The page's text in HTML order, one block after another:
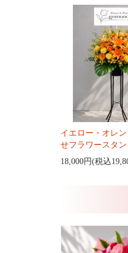
イエロー・オレ
せフラワースタ
18,000円(税込